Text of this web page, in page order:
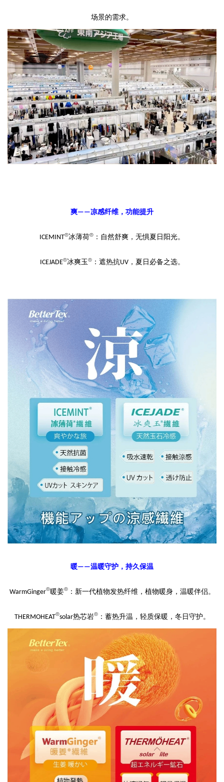
场景的需求。
爽——凉感纤维 ，功能提升
ICEMINT®冰薄荷® ： 自然舒爽，无惧夏日阳光。
ICEJADE®冰爽玉®： 遮热抗UV，夏日必备之选。
暖——温暖守护，持久保温
WarmGinger®暖姜®： 新一代植物发热纤维， 植物暖身，温暖伴侣。
THERMOHEAT®solar热芯岩®： 蓄热升温 ， 轻质保暖 ，冬日守护。